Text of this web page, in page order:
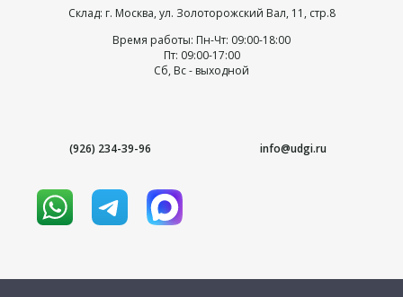
Склад: г. Москва, ул. Золоторожский Вал, 11, стр.8
Время работы: Пн-Чт: 09:00-18:00
Пт: 09:00-17:00
Сб, Вс - выходной
(926) 234-39-96 info@udgi.ru